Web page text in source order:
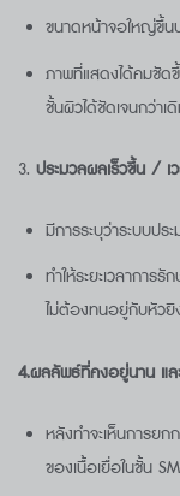
ขนาดหน้าจอใหญ่ขึ้น
ภาพที่แสดงได้คมชัด
ชั้นผิวได้ชัดเจนกว่าเ
3. ประมวลผลเร็วขึ้น / เ
มีการระบุว่าระบบปร
ทำให้ระยะเวลาการ
ไม่ต้องทนอยู่กับหัว
4.ผลลัพธ์ที่คงอยู่นาน และ
หลังทำจะเห็นการย
ของเนื้อเยื่อในชั้น